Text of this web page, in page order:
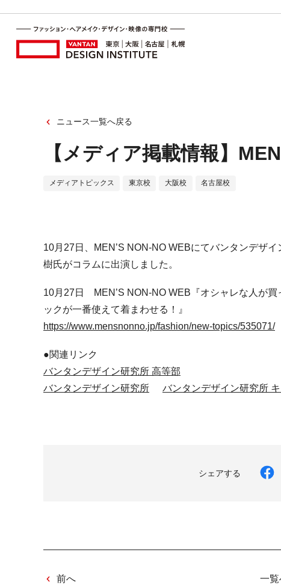
ニュース一覧へ戻る
【メディア掲載情報】
メディアトピックス 東京校 大阪校 名古屋校
10月27日、MEN’S NON-NO WEBにてバンタンデザ
樹氏がコラムに出演しました。
10月27日 MEN’S NON-NO WEB『オシャレな人が
ックが一番使えて着まわせる！』
https://www.mensnonno.jp/fashion/new-topics/535071/
●関連リンク
バンタンデザイン研究所 高等部
バンタンデザイン研究所
バンタンデザイン研究所
シェアする
前へ 一覧